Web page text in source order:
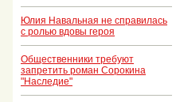
Юлия Навальная не справилась
с ролью вдовы героя
Общественники требуют
запретить роман Сорокина
"Наследие"